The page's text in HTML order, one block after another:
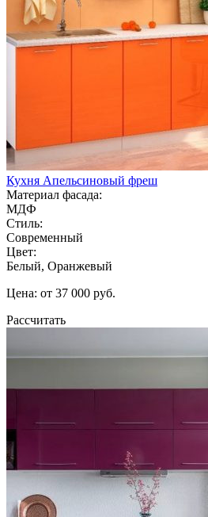
Кухня Апельсиновый фреш
Материал фасада:
МДФ
Стиль:
Современный
Цвет:
Белый, Оранжевый
Цена: от 37 000 руб.
Рассчитать